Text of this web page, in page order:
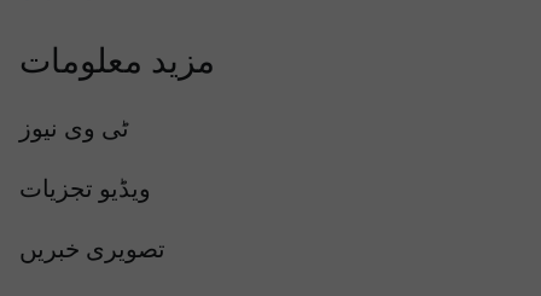
مزید معلومات
ٹی وی نیوز
ویڈیو تجزیات
تصویری خبریں